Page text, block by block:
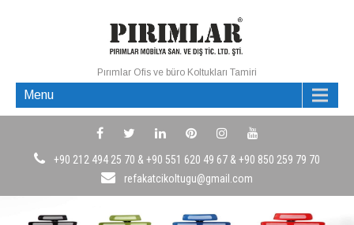
Pırımlar Ofis ve büro Koltukları Tamiri
Menu
+90 212 494 25 70 & +90 551 620 49 67 & +90 850 259 79 70
refakatcikoltugu@gmail.com